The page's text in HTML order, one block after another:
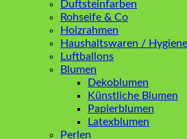
Duftsteinfarben
Rohseife & Co
Holzrahmen
Haushaltswaren /
Luftballons
Blumen
Dekoblumen
Künstliche Blumen
Papierblumen
Latexblumen
Perlen